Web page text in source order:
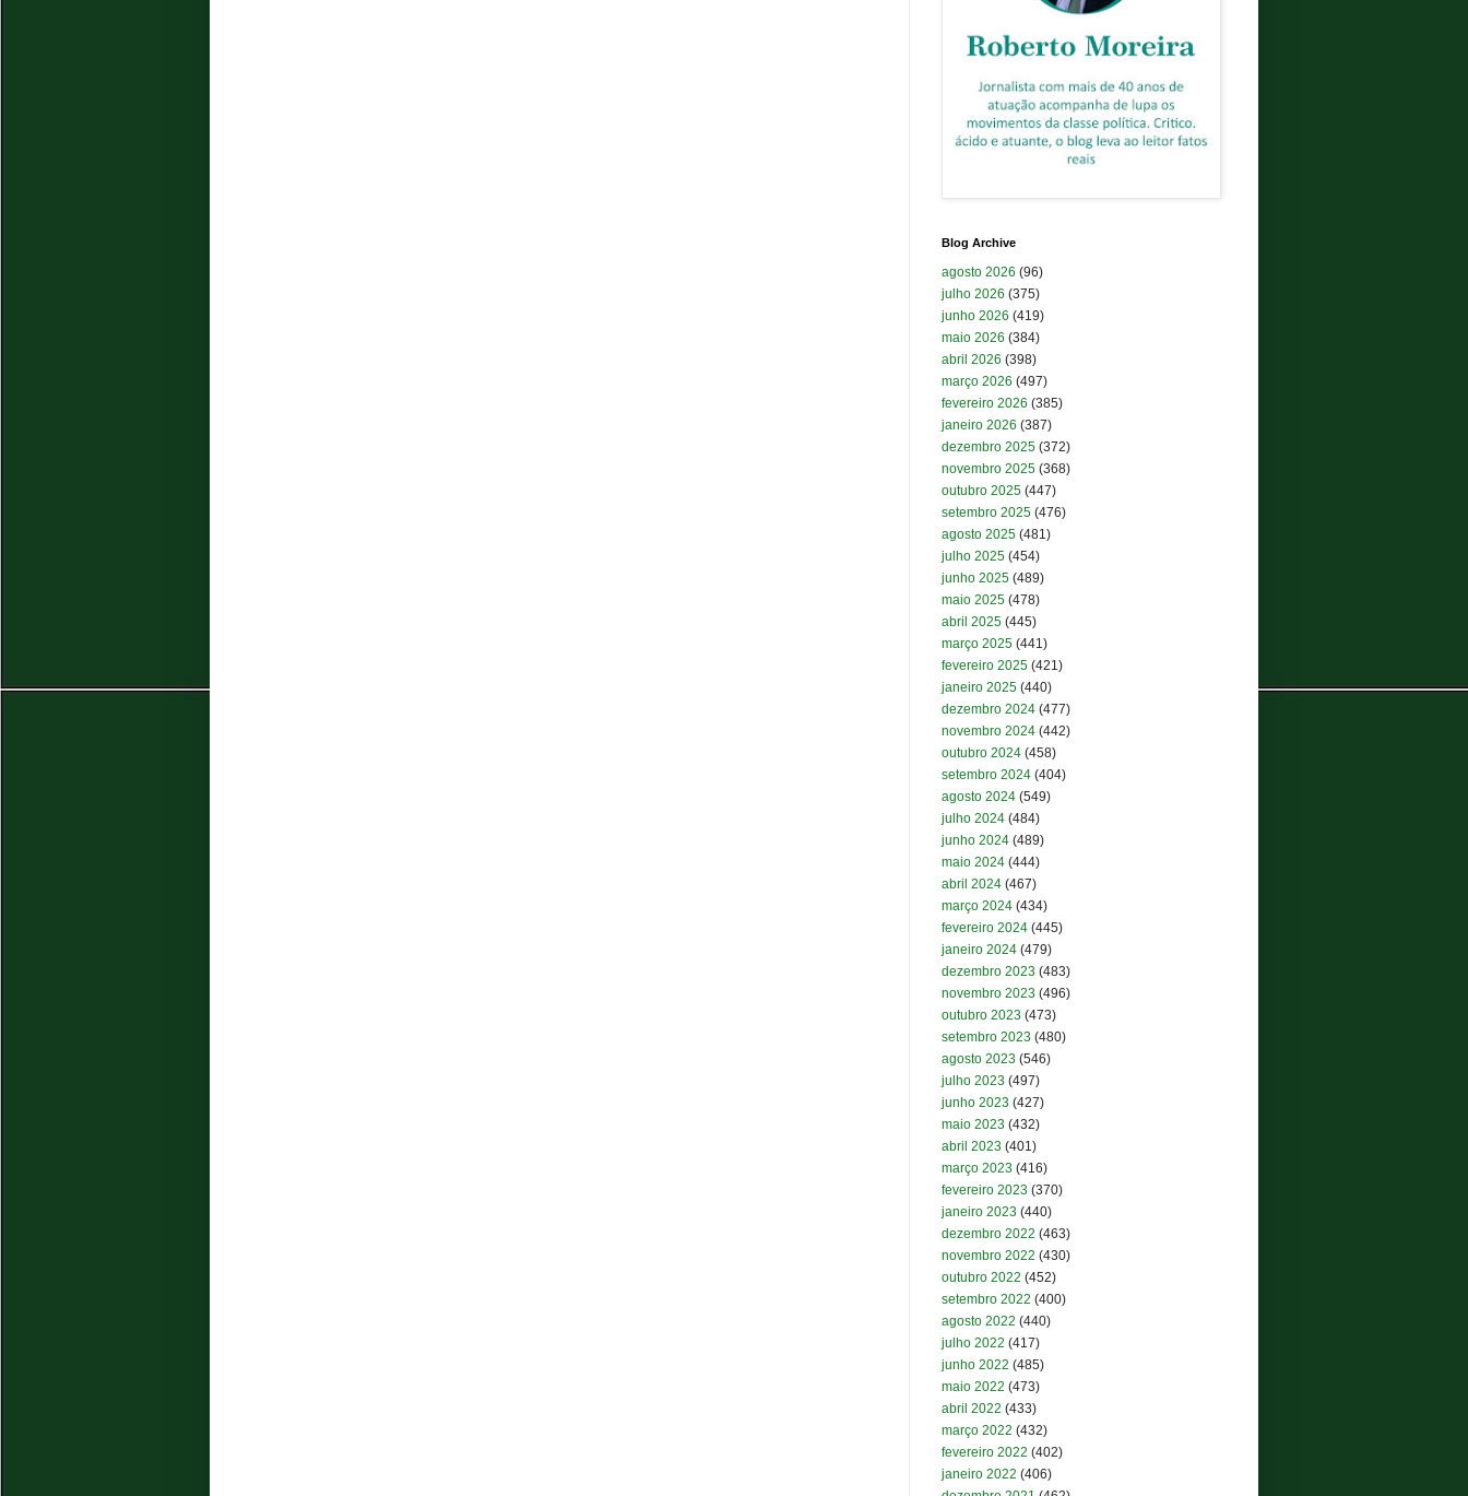
Blog Archive
agosto 2026 (96)
julho 2026 (375)
junho 2026 (419)
maio 2026 (384)
abril 2026 (398)
março 2026 (497)
fevereiro 2026 (385)
janeiro 2026 (387)
dezembro 2025 (372)
novembro 2025 (368)
outubro 2025 (447)
setembro 2025 (476)
agosto 2025 (481)
julho 2025 (454)
junho 2025 (489)
maio 2025 (478)
abril 2025 (445)
março 2025 (441)
fevereiro 2025 (421)
janeiro 2025 (440)
dezembro 2024 (477)
novembro 2024 (442)
outubro 2024 (458)
setembro 2024 (404)
agosto 2024 (549)
julho 2024 (484)
junho 2024 (489)
maio 2024 (444)
abril 2024 (467)
março 2024 (434)
fevereiro 2024 (445)
janeiro 2024 (479)
dezembro 2023 (483)
novembro 2023 (496)
outubro 2023 (473)
setembro 2023 (480)
agosto 2023 (546)
julho 2023 (497)
junho 2023 (427)
maio 2023 (432)
abril 2023 (401)
março 2023 (416)
fevereiro 2023 (370)
janeiro 2023 (440)
dezembro 2022 (463)
novembro 2022 (430)
outubro 2022 (452)
setembro 2022 (400)
agosto 2022 (440)
julho 2022 (417)
junho 2022 (485)
maio 2022 (473)
abril 2022 (433)
março 2022 (432)
fevereiro 2022 (402)
janeiro 2022 (406)